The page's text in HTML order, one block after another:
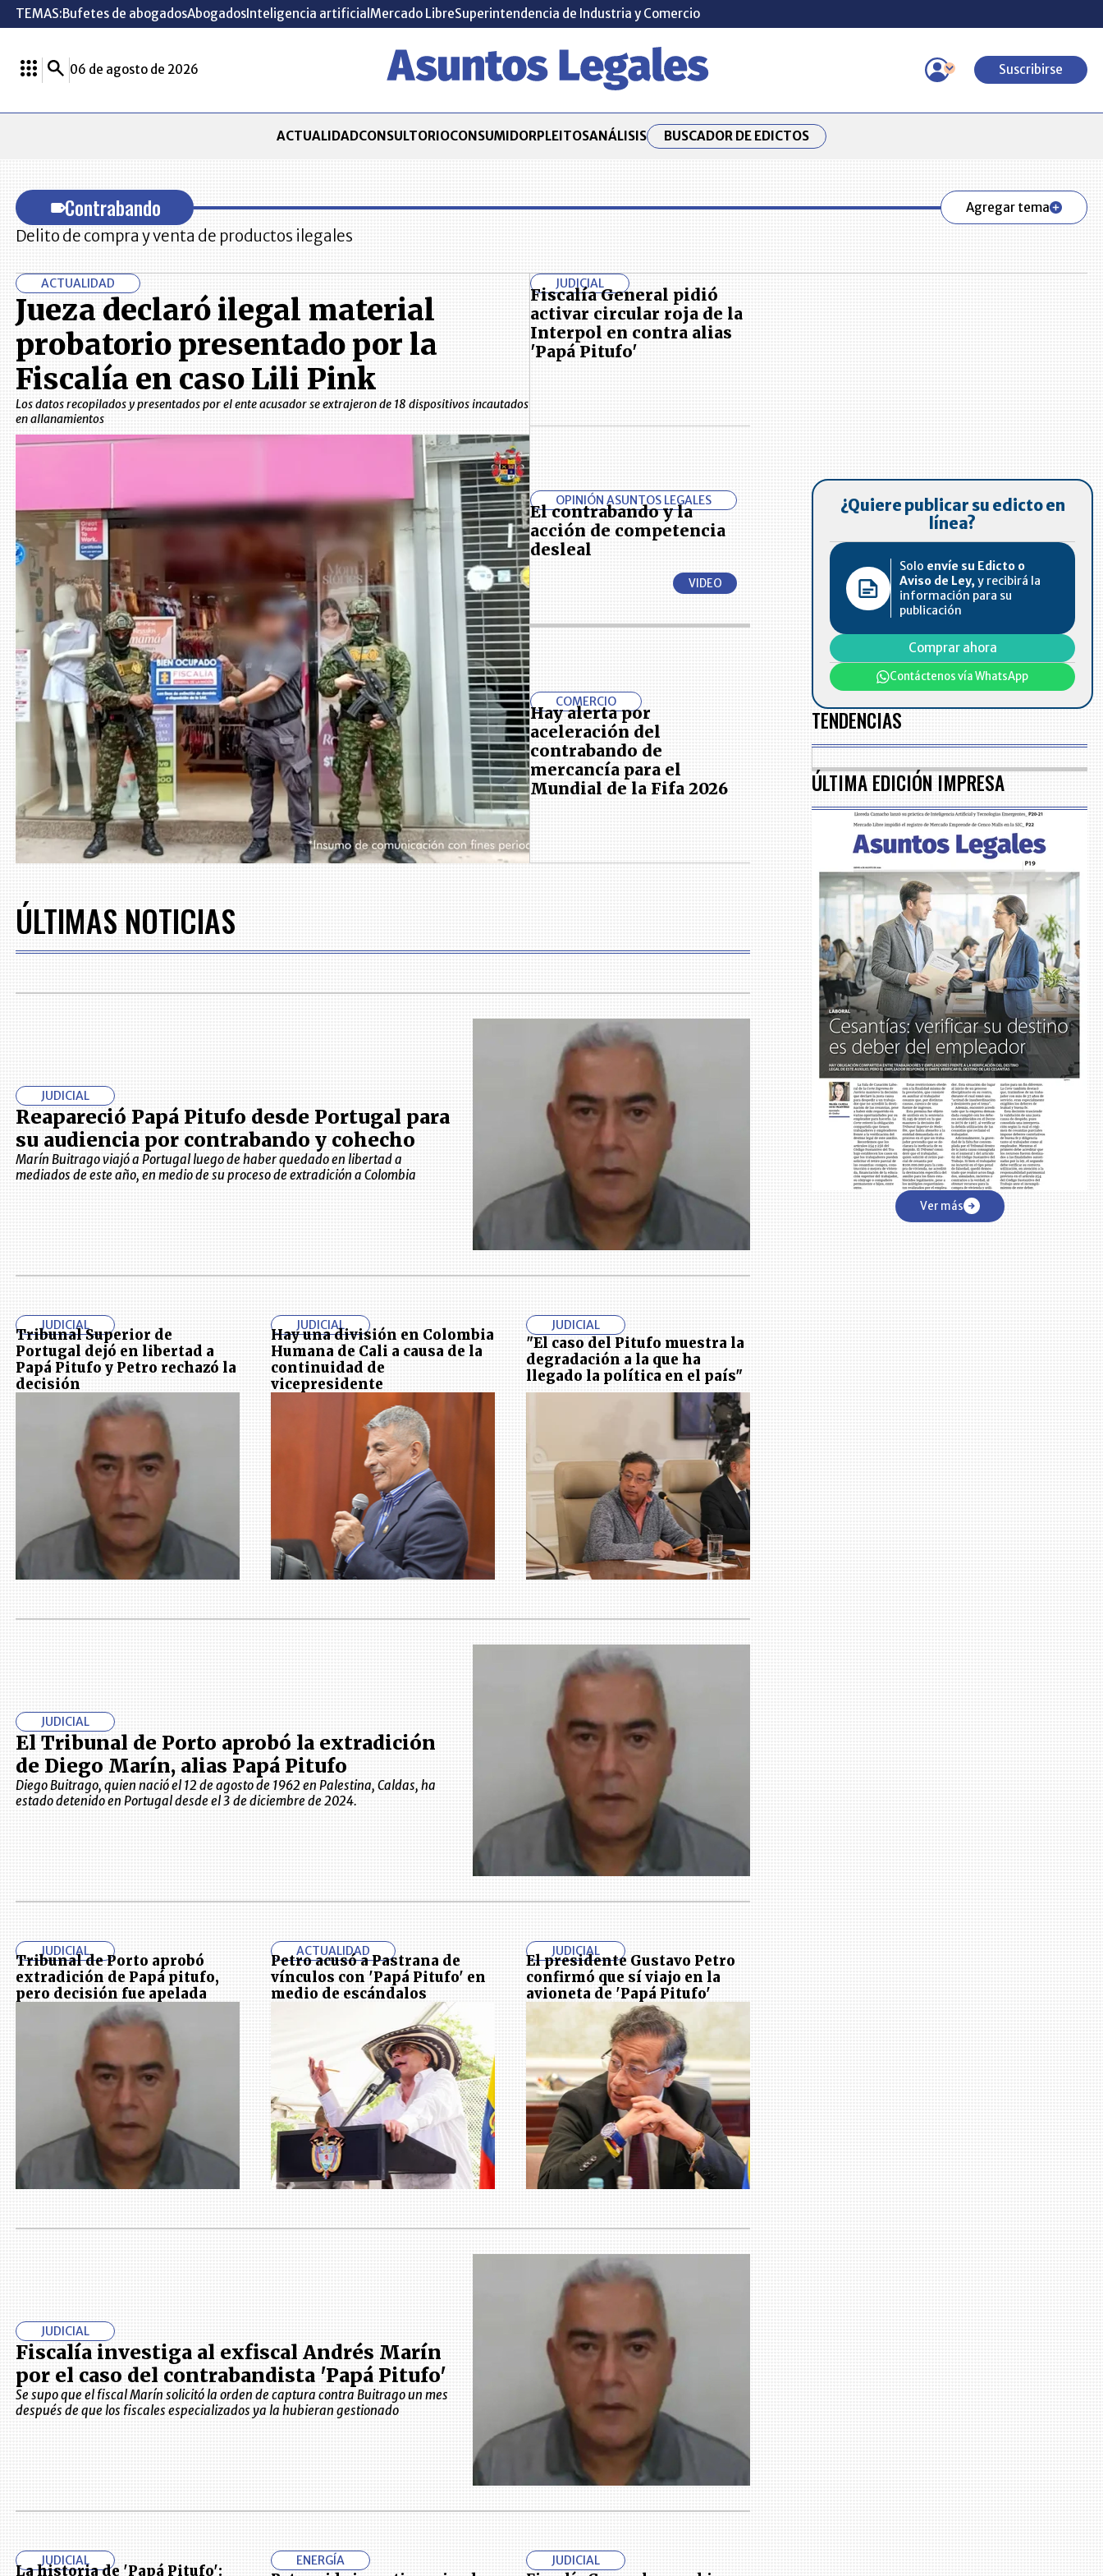
TEMAS:Bufetes de abogadosAbogadosInteligencia artificial Mercado LibreSuperintendencia de Industria y Comercio
06 de agosto de 2026 Suscribirse
ACTUALIDADCONSULTORIOCONSUMIDORPLEITOSANÁLISIS BUSCADOR DE EDICTOS
Contrabando Agregar tema
Delito de compra y venta de productos ilegales
ACTUALIDAD
Jueza declaró ilegal material
probatorio presentado por la
Fiscalía en caso Lili Pink
Los datos recopilados y presentados por el ente acusador se extrajeron de 18 dispositivos incautados
en allanamientos
JUDICIAL
Fiscalía General pidió
activar circular roja de la
Interpol en contra alias
'Papá Pitufo'
OPINIÓN ASUNTOS LEGALES
El contrabando y la
acción de competencia
desleal
VIDEO
COMERCIO
Hay alerta por
aceleración del
contrabando de
mercancía para el
Mundial de la Fifa 2026
ÚLTIMAS NOTICIAS
JUDICIAL
Reapareció Papá Pitufo desde Portugal para
su audiencia por contrabando y cohecho
Marín Buitrago viajó a Portugal luego de haber quedado en libertad a
mediados de este año, en medio de su proceso de extradición a Colombia
JUDICIAL
Tribunal Superior de
Portugal dejó en libertad a
Papá Pitufo y Petro rechazó la
decisión
JUDICIAL
Hay una división en Colombia
Humana de Cali a causa de la
continuidad de
vicepresidente
JUDICIAL
"El caso del Pitufo muestra la
degradación a la que ha
llegado la política en el país"
JUDICIAL
El Tribunal de Porto aprobó la extradición
de Diego Marín, alias Papá Pitufo
Diego Buitrago, quien nació el 12 de agosto de 1962 en Palestina, Caldas, ha
estado detenido en Portugal desde el 3 de diciembre de 2024.
JUDICIAL
Tribunal de Porto aprobó
extradición de Papá pitufo,
pero decisión fue apelada
ACTUALIDAD
Petro acusó a Pastrana de
vínculos con 'Papá Pitufo' en
medio de escándalos
JUDICIAL
El presidente Gustavo Petro
confirmó que sí viajo en la
avioneta de 'Papá Pitufo'
JUDICIAL
Fiscalía investiga al exfiscal Andrés Marín
por el caso del contrabandista 'Papá Pitufo'
Se supo que el fiscal Marín solicitó la orden de captura contra Buitrago un mes
después de que los fiscales especializados ya la hubieran gestionado
JUDICIAL
La historia de 'Papá Pitufo':
ENERGÍA JUDICIAL
¿Quiere publicar su edicto en
línea?
Solo envíe su Edicto o
Aviso de Ley, y recibirá la
información para su
publicación
Comprar ahora
Contáctenos vía WhatsApp
TENDENCIAS
ÚLTIMA EDICIÓN IMPRESA
Ver más